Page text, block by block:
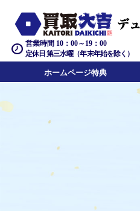
営業時間 10：00～19：00
定休日 第三水曜（年末年始を除く）
ホームページ特典